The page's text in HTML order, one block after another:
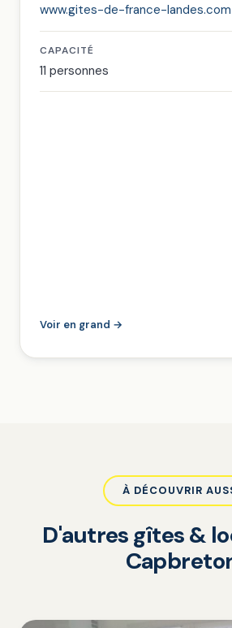
www.gites-de-france-landes.com
CAPACITÉ
11 personnes
Voir en grand →
À DÉCOUVRIR
D'autres gîtes &